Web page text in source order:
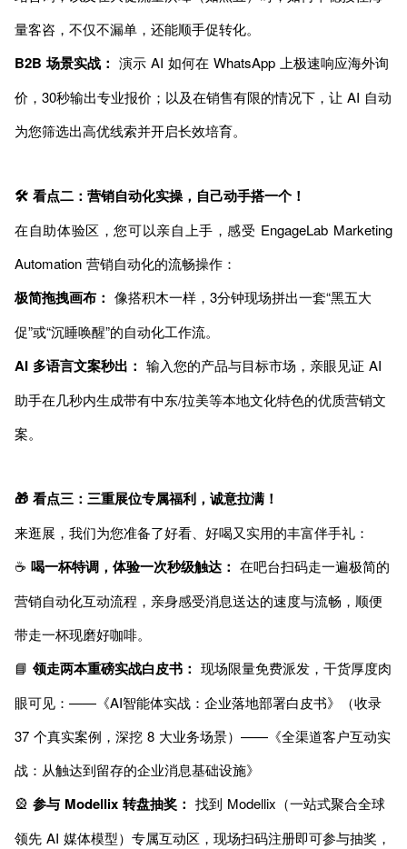
量客咨，不仅不漏单，还能顺手促转化。
B2B 场景实战： 演示 AI 如何在 WhatsApp 上极速响应海外询
价，30秒输出专业报价；以及在销售有限的情况下，让 AI 自动
为您筛选出高优线索并开启长效培育。
🛠️ 看点二：营销自动化实操，自己动手搭一个！
在自助体验区，您可以亲自上手，感受 EngageLab Marketing
Automation 营销自动化的流畅操作：
极简拖拽画布： 像搭积木一样，3分钟现场拼出一套“黑五大
促”或“沉睡唤醒”的自动化工作流。
AI 多语言文案秒出： 输入您的产品与目标市场，亲眼见证 AI
助手在几秒内生成带有中东/拉美等本地文化特色的优质营销文
案。
🎁 看点三：三重展位专属福利，诚意拉满！
来逛展，我们为您准备了好看、好喝又实用的丰富伴手礼：
☕ 喝一杯特调，体验一次秒级触达： 在吧台扫码走一遍极简的
营销自动化互动流程，亲身感受消息送达的速度与流畅，顺便
带走一杯现磨好咖啡。
📘 领走两本重磅实战白皮书： 现场限量免费派发，干货厚度肉
眼可见：——《AI智能体实战：企业落地部署白皮书》（收录
37 个真实案例，深挖 8 大业务场景）——《全渠道客户互动实
战：从触达到留存的企业消息基础设施》
🎡 参与 Modellix 转盘抽奖： 找到 Modellix（一站式聚合全球
领先 AI 媒体模型）专属互动区，现场扫码注册即可参与抽奖，